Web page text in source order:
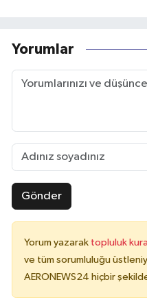
Yorumlar
Gönder
Yorum yazarak topluluk
ve tüm sorumluluğu
AERONEWS24 hiçbir